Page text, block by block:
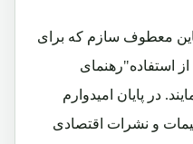
باین معطوف سازم که برای
استفاده"رهنمای
در پایان امیدوارم
و نشرات اقتصادی